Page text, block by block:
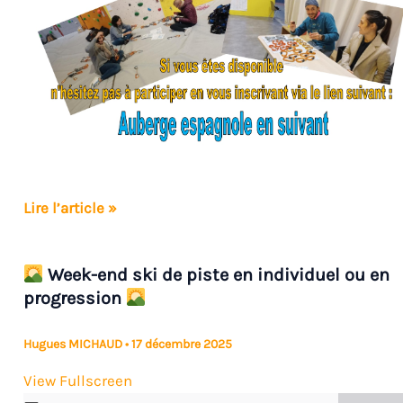
du
matériel
de
Lire l’article »
Week-end ski de piste en individuel ou en
progression
Hugues MICHAUD•17 décembre 2025
View Fullscreen